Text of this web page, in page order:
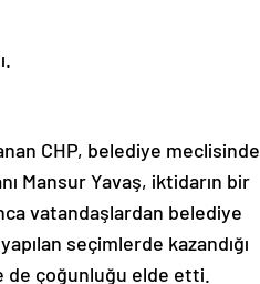
CHP, belediye meclisinde
Mansur Yavaş, iktidarın bir
vatandaşlardan belediye
seçimlerde kazandığı
de çoğunluğu elde etti.